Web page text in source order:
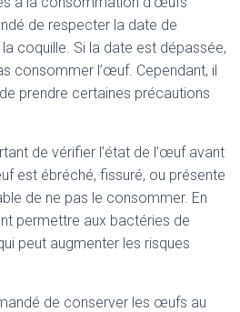
de respecter la date de
coquille. Si la date est dépassée,
consommer l’œuf. Cependant, il
prendre certaines précautions
de vérifier l’état de l’œuf avant
est ébréché, fissuré, ou présente
de ne pas le consommer. En
permettre aux bactéries de
peut augmenter les risques
de conserver les œufs au